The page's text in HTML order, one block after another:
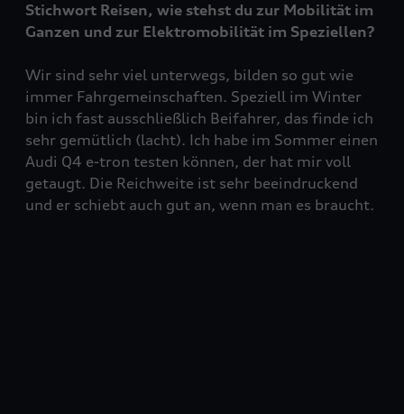
Stichwort Reisen, wie stehst du zur Mobilität im
Ganzen und zur Elektromobilität im Speziellen?
Wir sind sehr viel unterwegs, bilden so gut wie
immer Fahrgemeinschaften. Speziell im Winter
bin ich fast ausschließlich Beifahrer, das finde ich
sehr gemütlich (lacht). Ich habe im Sommer einen
Audi Q4 e-tron testen können, der hat mir voll
getaugt. Die Reichweite ist sehr beeindruckend
und er schiebt auch gut an, wenn man es braucht.